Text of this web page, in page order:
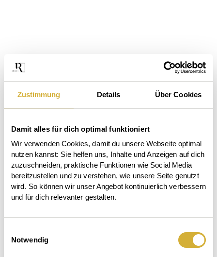
Zustimmung Details Über Cookies
Damit alles für dich optimal funktioniert
Wir verwenden Cookies, damit du unsere Webseite optimal
nutzen kannst: Sie helfen uns, Inhalte und Anzeigen auf dich
zuzuschneiden, praktische Funktionen wie Social Media
bereitzustellen und zu verstehen, wie unsere Seite genutzt
wird. So können wir unser Angebot kontinuierlich verbessern
und für dich relevanter gestalten.
Notwendig
Auftischen.
Der
Das
Beet